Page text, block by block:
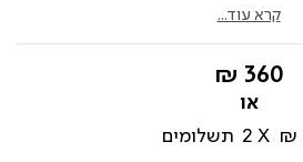
קרא עוד...
החל
מ-
360 ₪
2 תשלומים